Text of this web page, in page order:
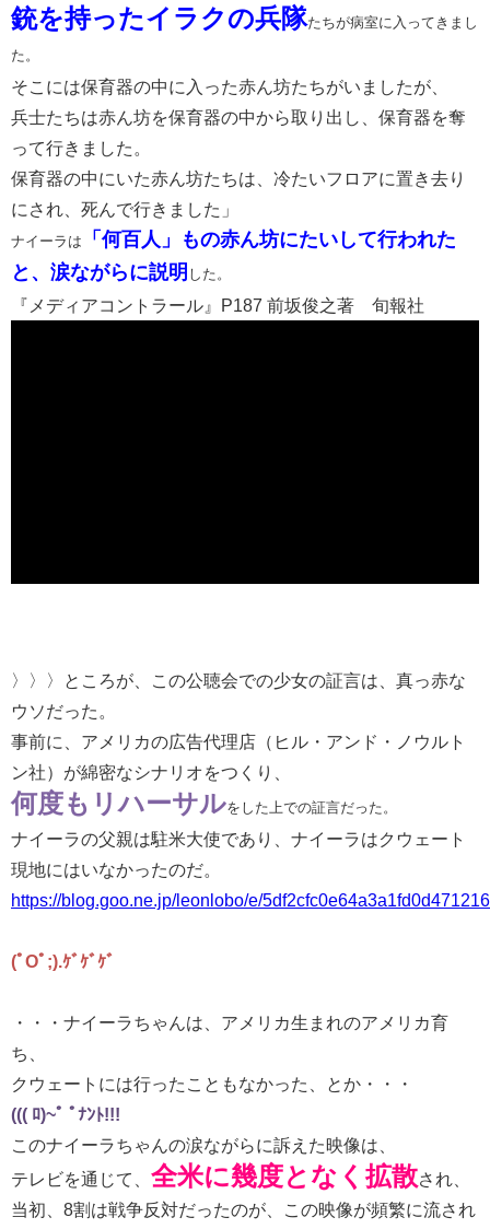
銃を持ったイラクの兵隊たちが病室に入ってきまし
た。
そこには保育器の中に入った赤ん坊たちがいましたが、
兵士たちは赤ん坊を保育器の中から取り出し、保育器を奪
って行きました。
保育器の中にいた赤ん坊たちは、冷たいフロアに置き去り
にされ、死んで行きました」
ナイーラは
「何百人」もの赤ん坊にたいして行われた
と、涙ながらに説明 した。
『メディアコントラール』P187 前坂俊之著 旬報社
〉〉〉ところが、この公聴会での少女の証言は、真っ赤な
ウソだった。
事前に、アメリカの広告代理店（ヒル・アンド・ノウルト
ン社）が綿密なシナリオをつくり、
何度もリハーサルをした上での証言だった。
ナイーラの父親は駐米大使であり、ナイーラはクウェート
現地にはいなかったのだ。
https://blog.goo.ne.jp/leonlobo/e/
(ﾟOﾟ;).ｹﾞｹﾞｹﾞ
・・・ナイーラちゃんは、アメリカ生まれのアメリカ育
ち、
クウェートには行ったこともなかった、とか・・・
((( ﾛ)~ﾟ ﾟﾅﾝﾄ!!!
このナイーラちゃんの涙ながらに訴えた映像は、
テレビを通じて、 全米に幾度となく拡散され、
当初、8割は戦争反対だったのが、この映像が頻繁に流され